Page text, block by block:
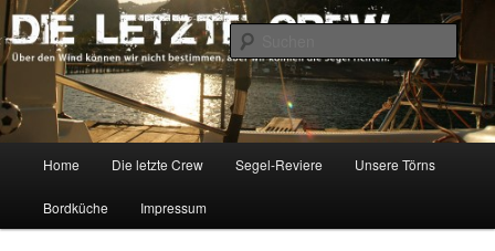
Zum
primären
Inhalt
DIE LETZTE CREW
Über den Wind können wir nicht bestimmen, aber wir können die Segel
richten.
Home Die letzte Crew Segel-Reviere Unsere Törns
Bordküche Impressum